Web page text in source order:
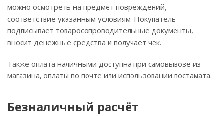
можно осмотреть на предмет повреждений,
соответствие указанным условиям. Покупатель
подписывает товаросопроводительные документы,
вносит денежные средства и получает чек.
Также оплата наличными доступна при самовывозе из
магазина, оплаты по почте или использовании постамата.
Безналичный расчёт